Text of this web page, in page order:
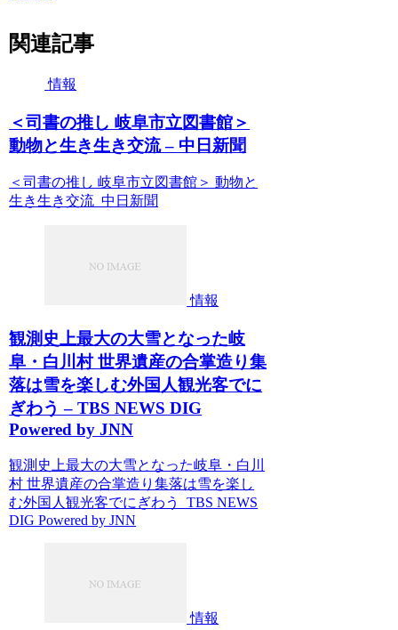
関連記事
情報
＜司書の推し 岐阜市立図書館＞
動物と生き生き交流 – 中日新聞
＜司書の推し 岐阜市立図書館＞ 動物と
生き生き交流 中日新聞
情報
観測史上最大の大雪となった岐
阜・白川村 世界遺産の合掌造り集
落は雪を楽しむ外国人観光客でに
ぎわう – TBS NEWS DIG
Powered by JNN
観測史上最大の大雪となった岐阜・白川
村 世界遺産の合掌造り集落は雪を楽し
む外国人観光客でにぎわう TBS NEWS
DIG Powered by JNN
情報